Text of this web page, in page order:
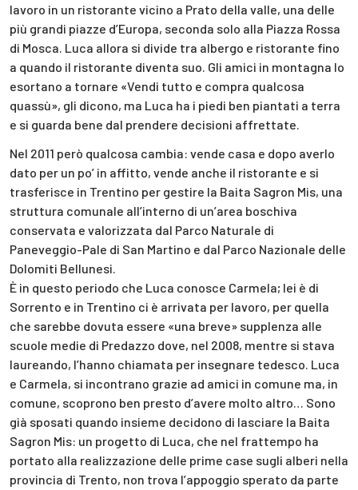
lavoro in un ristorante vicino a Prato della valle, una delle
più grandi piazze d’Europa, seconda solo alla Piazza Rossa
di Mosca. Luca allora si divide tra albergo e ristorante fino
a quando il ristorante diventa suo. Gli amici in montagna lo
esortano a tornare «Vendi tutto e compra qualcosa
quassù», gli dicono, ma Luca ha i piedi ben piantati a terra
e si guarda bene dal prendere decisioni affrettate.
Nel 2011 però qualcosa cambia: vende casa e dopo averlo
dato per un po’ in affitto, vende anche il ristorante e si
trasferisce in Trentino per gestire la Baita Sagron Mis, una
struttura comunale all’interno di un’area boschiva
conservata e valorizzata dal Parco Naturale di
Paneveggio-Pale di San Martino e dal Parco Nazionale delle
Dolomiti Bellunesi.
È in questo periodo che Luca conosce Carmela; lei è di
Sorrento e in Trentino ci è arrivata per lavoro, per quella
che sarebbe dovuta essere «una breve» supplenza alle
scuole medie di Predazzo dove, nel 2008, mentre si stava
laureando, l’hanno chiamata per insegnare tedesco. Luca
e Carmela, si incontrano grazie ad amici in comune ma, in
comune, scoprono ben presto d’avere molto altro… Sono
già sposati quando insieme decidono di lasciare la Baita
Sagron Mis: un progetto di Luca, che nel frattempo ha
portato alla realizzazione delle prime case sugli alberi nella
provincia di Trento, non trova l’appoggio sperato da parte